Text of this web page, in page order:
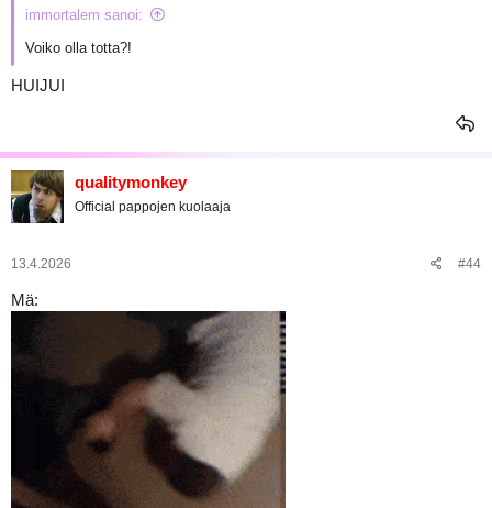
immortalem sanoi:
Voiko olla totta?!
HUIJUI
qualitymonkey
Official pappojen kuolaaja
13.4.2026 #44
Mä: